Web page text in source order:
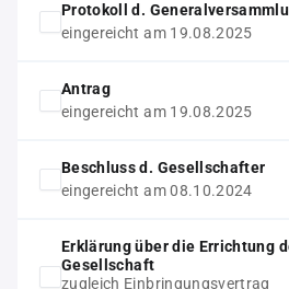
Protokoll d.
eingereicht am 19.08.2025
Antrag
eingereicht am 19.08.2025
Beschluss d. Gesellschafter
eingereicht am 08.10.2024
Erklärung über die Errichtung
Gesellschaft
zugleich Einbringungsvertrag